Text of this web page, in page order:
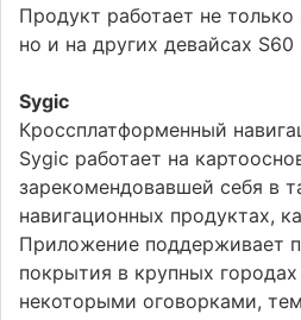
Продукт работает не
но и на других девайсах
Sygic
Кроссплатформенный
Sygic работает на
зарекомендовавшей себя в
навигационных продуктах,
Приложение поддерживает
покрытия в крупных
некоторыми оговорками,